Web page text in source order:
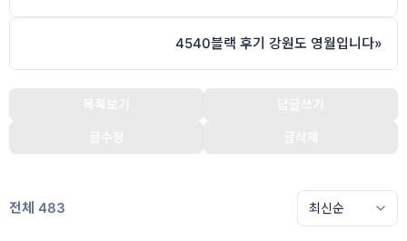
4540블랙 후기 강원도 영월입니다»
전체 483